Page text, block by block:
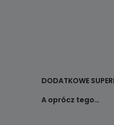
DODATKOWE
A oprócz tego…